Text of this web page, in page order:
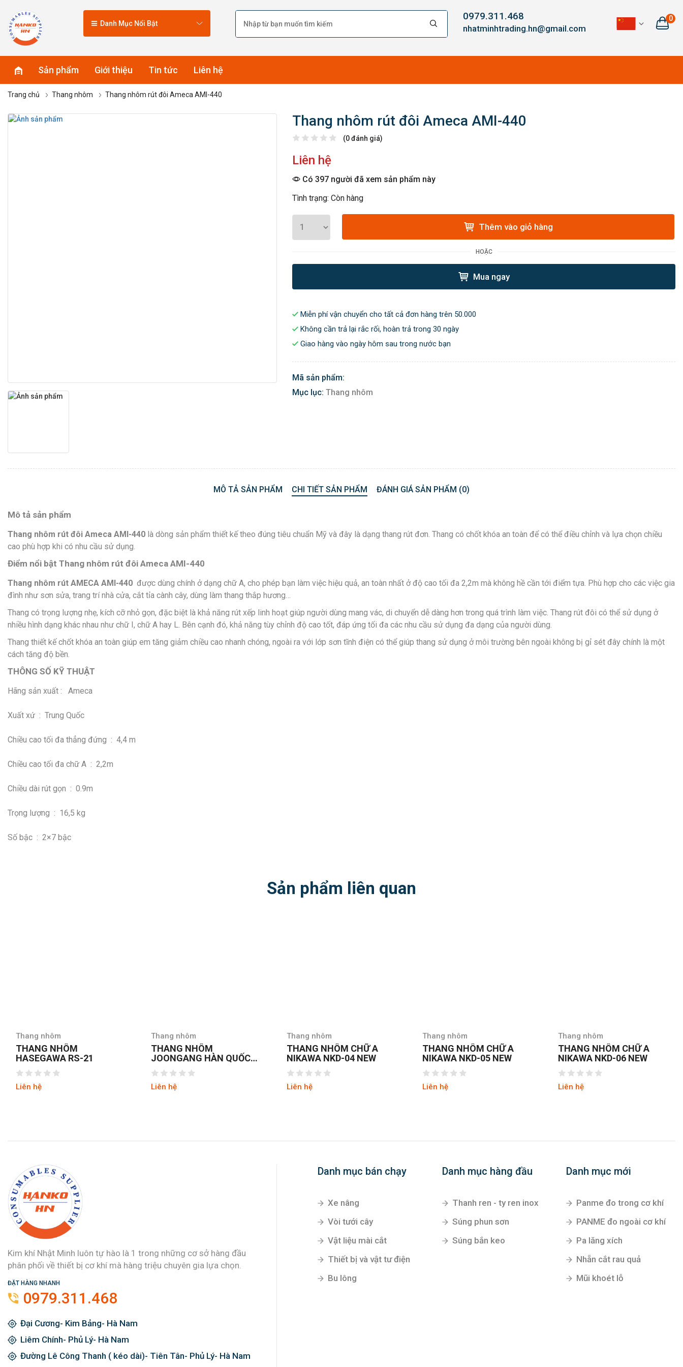
Danh Mục Nổi Bật
0979.311.468
nhatminhtrading.hn@gmail.com
0
Sản phẩm Giới thiệu Tin tức Liên hệ
Trang chủ Thang nhôm Thang nhôm rút đôi Ameca AMI-440
Thang nhôm rút đôi Ameca AMI-440
(0 đánh giá)
Liên hệ
Có 397 người đã xem sản phẩm này
Tình trạng: Còn hàng
Thêm vào giỏ hàng
HOẶC
Mua ngay
Miễn phí vận chuyển cho tất cả đơn hàng trên 50.000
Không cần trả lại rắc rối, hoàn trả trong 30 ngày
Giao hàng vào ngày hôm sau trong nước bạn
Mã sản phẩm:
Mục lục: Thang nhôm
MÔ TẢ SẢN PHẨM CHI TIẾT SẢN PHẨM ĐÁNH GIÁ SẢN PHẨM (0)
Mô tả sản phẩm
Thang nhôm rút đôi Ameca AMI-440 là dòng sản phẩm thiết kế theo đúng tiêu chuẩn Mỹ và đây là dạng thang rút đơn. Thang có chốt khóa an toàn để có thể điều chỉnh và lựa chọn chiều
cao phù hợp khi có nhu cầu sử dụng.
Điểm nổi bật Thang nhôm rút đôi Ameca AMI-440
Thang nhôm rút AMECA AMI-440 được dùng chính ở dạng chữ A, cho phép bạn làm việc hiệu quả, an toàn nhất ở độ cao tối đa 2,2m mà không hề cần tới điểm tựa. Phù hợp cho các việc gia
đình như sơn sửa, trang trí nhà cửa, cắt tỉa cành cây, dùng làm thang thắp hương…
Thang có trọng lượng nhẹ, kích cỡ nhỏ gọn, đặc biệt là khả năng rút xếp linh hoạt giúp người dùng mang vác, di chuyển dễ dàng hơn trong quá trình làm việc. Thang rút đôi có thể sử dụng ở
nhiều hình dạng khác nhau như chữ I, chữ A hay L. Bên cạnh đó, khả năng tùy chỉnh độ cao tốt, đáp ứng tối đa các nhu cầu sử dụng đa dạng của người dùng.
Thang thiết kế chốt khóa an toàn giúp em tăng giảm chiều cao nhanh chóng, ngoài ra với lớp sơn tĩnh điện có thể giúp thang sử dụng ở môi trường bên ngoài không bị gỉ sét đây chính là một
cách tăng độ bền.
THÔNG SỐ KỸ THUẬT
Hãng sản xuất : Ameca
Xuất xứ : Trung Quốc
Chiều cao tối đa thẳng đứng : 4,4 m
Chiều cao tối đa chữ A : 2,2m
Chiều dài rút gọn : 0.9m
Trọng lượng : 16,5 kg
Số bậc : 2×7 bậc
Sản phẩm liên quan
Thang nhôm
THANG NHÔM
JOONGANG HÀN QUỐC
JALS-53
Thang nhôm
THANG NHÔM CHỮ A
NIKAWA NKD-04 NEW
Thang nhôm
THANG NHÔM CHỮ A
NIKAWA NKD-05 NEW
Thang nhôm
THANG NHÔM CHỮ A
NIKAWA NKD-06 NEW
Thang nhôm
THANG NHÔM CHỮ A
TUNGSHING AS-03
Kim khí Nhật Minh luôn tự hào là 1 trong những cơ sở hàng đầu
phân phối về thiết bị cơ khí mà hàng triệu chuyên gia lựa chọn.
ĐẶT HÀNG NHANH
0979.311.468
Đại Cương- Kim Bảng- Hà Nam
Liêm Chính- Phủ Lý- Hà Nam
Đường Lê Công Thanh ( kéo dài)- Tiên Tân- Phủ Lý- Hà Nam
Danh mục bán chạy
Xe nâng
Vòi tưới cây
Vật liệu mài cắt
Thiết bị và vật tư điện
Bu lông
Danh mục hàng đầu
Thanh ren - ty ren inox
Súng phun sơn
Súng bắn keo
Danh mục mới
Panme đo trong cơ khí
PANME đo ngoài cơ khí
Pa lăng xích
Nhẵn cắt rau quả
Mũi khoét lỗ